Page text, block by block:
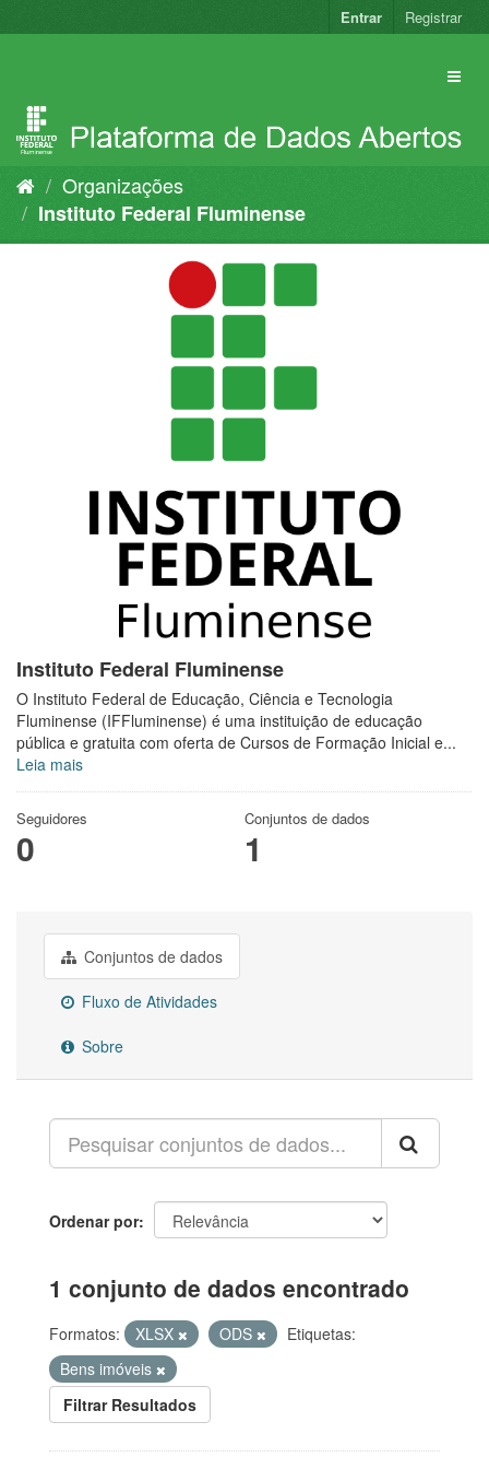
para
Entrar Registrar
Organizações
Instituto Federal Fluminense
Instituto Federal Fluminense
O Instituto Federal de Educação, Ciência e Tecnologia
Fluminense (IFFluminense) é uma instituição de educação
pública e gratuita com oferta de Cursos de Formação Inicial e...
Leia mais
Seguidores
0
Conjuntos de dados
1
Conjuntos de dados
Fluxo de Atividades
Sobre
Ordenar por
1 conjunto de dados encontrado
Formatos: XLSX ODS
Etiquetas:
Bens imóveis
Filtrar Resultados